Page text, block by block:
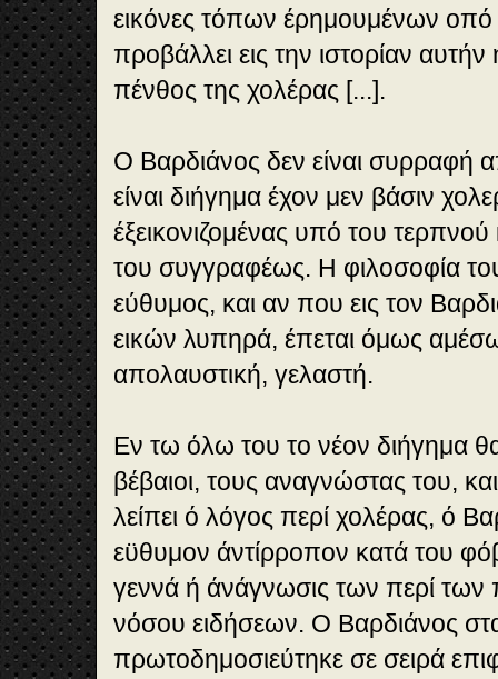
εικόνες τόπων έρημουμένων οπό
προβάλλει εις την ιστορίαν
πένθος της χολέρας [...].
Ο Βαρδιάνος δεν είναι συρραφή
είναι διήγημα έχον μεν βάσιν
έξεικονιζομένας υπό του
του συγγραφέως. Η φιλοσοφία
εύθυμος, και αν που εις τον
εικών λυπηρά, έπεται όμως
απολαυστική, γελαστή.
Εν τω όλω του το νέον διήγημα
βέβαιοι, τους αναγνώστας του,
λείπει ό λόγος περί χολέρας, ό
εϋθυμον άντίρροπον κατά του
γεννά ή άνάγνωσις των περί
νόσου ειδήσεων. Ο Βαρδιάνος
πρωτοδημοσιεύτηκε σε σειρά